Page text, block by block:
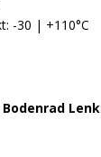
-30 | +110°C